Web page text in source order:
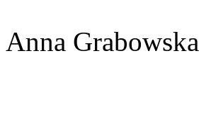
Anna Grabowska